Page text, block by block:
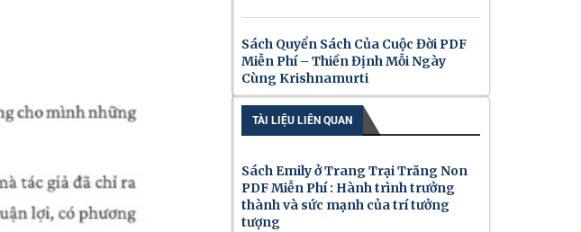
Sách Quyển Sách Của Cuộc Đời PDF
Miễn Phí – Thiền Định Mỗi Ngày
Cùng Krishnamurti
TÀI LIỆU LIÊN QUAN
Sách Emily ở Trang Trại Trăng Non
PDF Miễn Phí : Hành trình trưởng
thành và sức mạnh của trí tưởng
tượng